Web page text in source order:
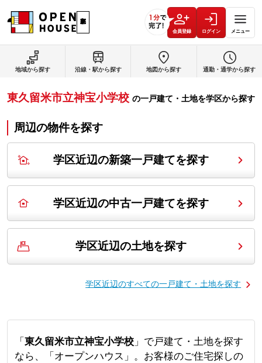
会員登録 ログイン メニュー
地域から探す 沿線・駅から探す 地図から探す 通勤・通学から探す
東久留米市立神宝小学校 の一戸建て・土地を学区から探す
周辺の物件を探す
学区近辺の新築一戸建てを探す
学区近辺の中古一戸建てを探す
学区近辺の土地を探す
学区近辺のすべての一戸建て・土地を探す
「 東久留米市立神宝小学校」で戸建て・土地を探す
なら、「オープンハウス」。お客様のご住宅探しの